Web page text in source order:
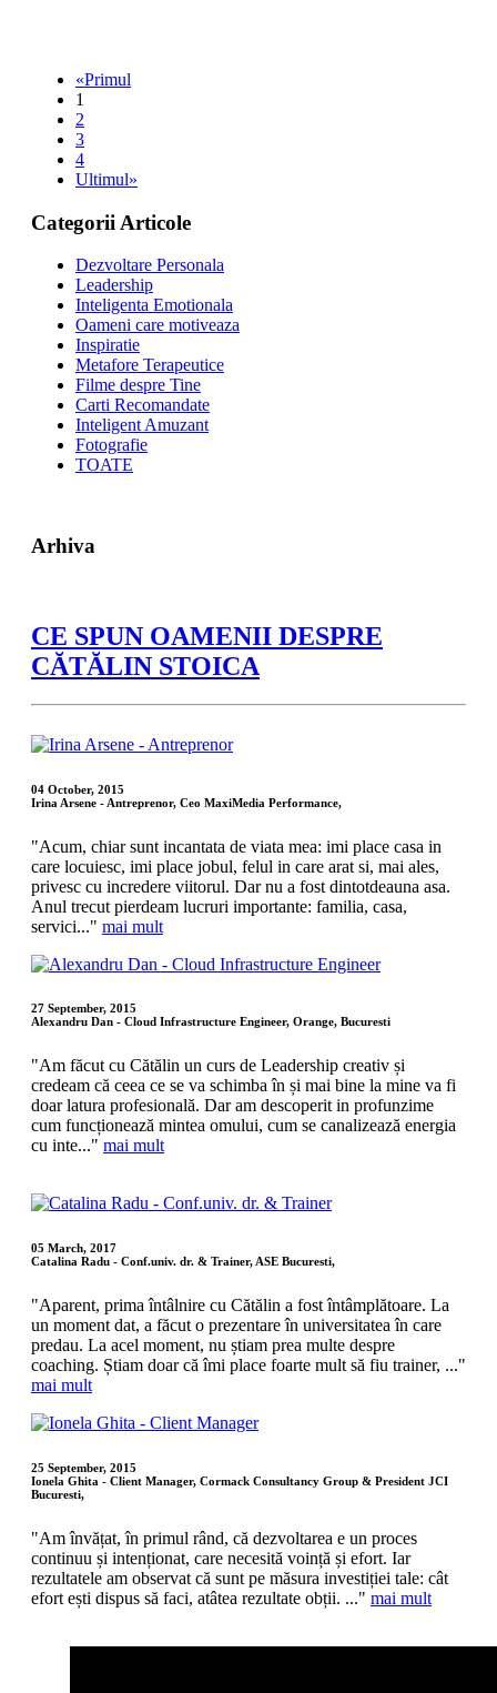
«Primul
1
2
3
4
Ultimul»
Categorii Articole
Dezvoltare Personala
Leadership
Inteligenta Emotionala
Oameni care motiveaza
Inspiratie
Metafore Terapeutice
Filme despre Tine
Carti Recomandate
Inteligent Amuzant
Fotografie
TOATE
Arhiva
CE SPUN OAMENII DESPRE
CĂTĂLIN STOICA
04 October, 2015
Irina Arsene - Antreprenor, Ceo MaxiMedia Performance,
"Acum, chiar sunt incantata de viata mea: imi place casa in
care locuiesc, imi place jobul, felul in care arat si, mai ales,
privesc cu incredere viitorul. Dar nu a fost dintotdeauna asa.
Anul trecut pierdeam lucruri importante: familia, casa,
servici..." mai mult
27 September, 2015
Alexandru Dan - Cloud Infrastructure Engineer, Orange, Bucuresti
"Am făcut cu Cătălin un curs de Leadership creativ și
credeam că ceea ce se va schimba în și mai bine la mine va fi
doar latura profesională. Dar am descoperit in profunzime
cum funcționează mintea omului, cum se canalizează energia
cu inte..." mai mult
05 March, 2017
Catalina Radu - Conf.univ. dr. & Trainer, ASE Bucuresti,
"Aparent, prima întâlnire cu Cătălin a fost întâmplătoare. La
un moment dat, a făcut o prezentare în universitatea în care
predau. La acel moment, nu știam prea multe despre
coaching. Știam doar că îmi place foarte mult să fiu trainer, ..."
mai mult
25 September, 2015
Ionela Ghita - Client Manager, Cormack Consultancy Group & President JCI
Bucuresti,
"Am învățat, în primul rând, că dezvoltarea e un proces
continuu și intenționat, care necesită voință și efort. Iar
rezultatele am observat că sunt pe măsura investiției tale: cât
efort ești dispus să faci, atâtea rezultate obții. ..." mai mult